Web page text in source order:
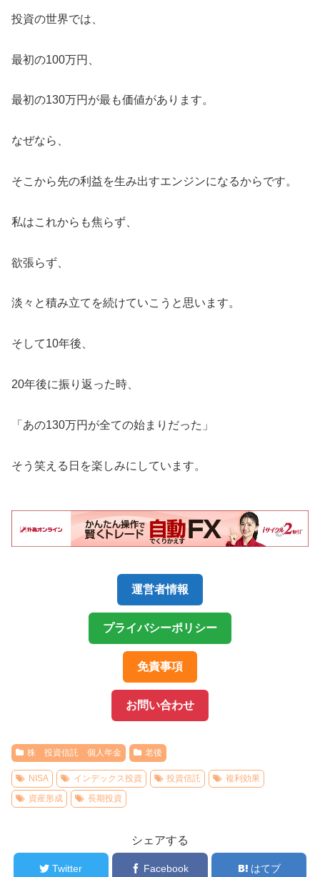
投資の世界では、
最初の100万円、
最初の130万円が最も価値があります。
なぜなら、
そこから先の利益を生み出すエンジンになるからです。
私はこれからも焦らず、
欲張らず、
淡々と積み立てを続けていこうと思います。
そして10年後、
20年後に振り返った時、
「あの130万円が全ての始まりだった」
そう笑える日を楽しみにしています。
運営者情報
プライバシーポリシー
免責事項
お問い合わせ
株 投資信託 個人年金 老後
NISA インデックス投資 投資信託
複利効果
資産形成
長期投資
シェアする
Twitter Facebook はてブ